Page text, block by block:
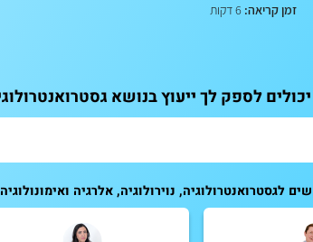
זמן קריאה:
לספק לך ייעוץ בנושא
לגסטרואנטרולוגיה, נוירולוגיה, אלרגיה